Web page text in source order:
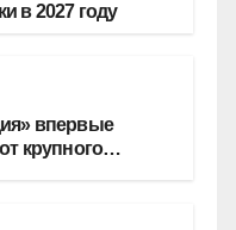
в 2027 году
впервые
крупного